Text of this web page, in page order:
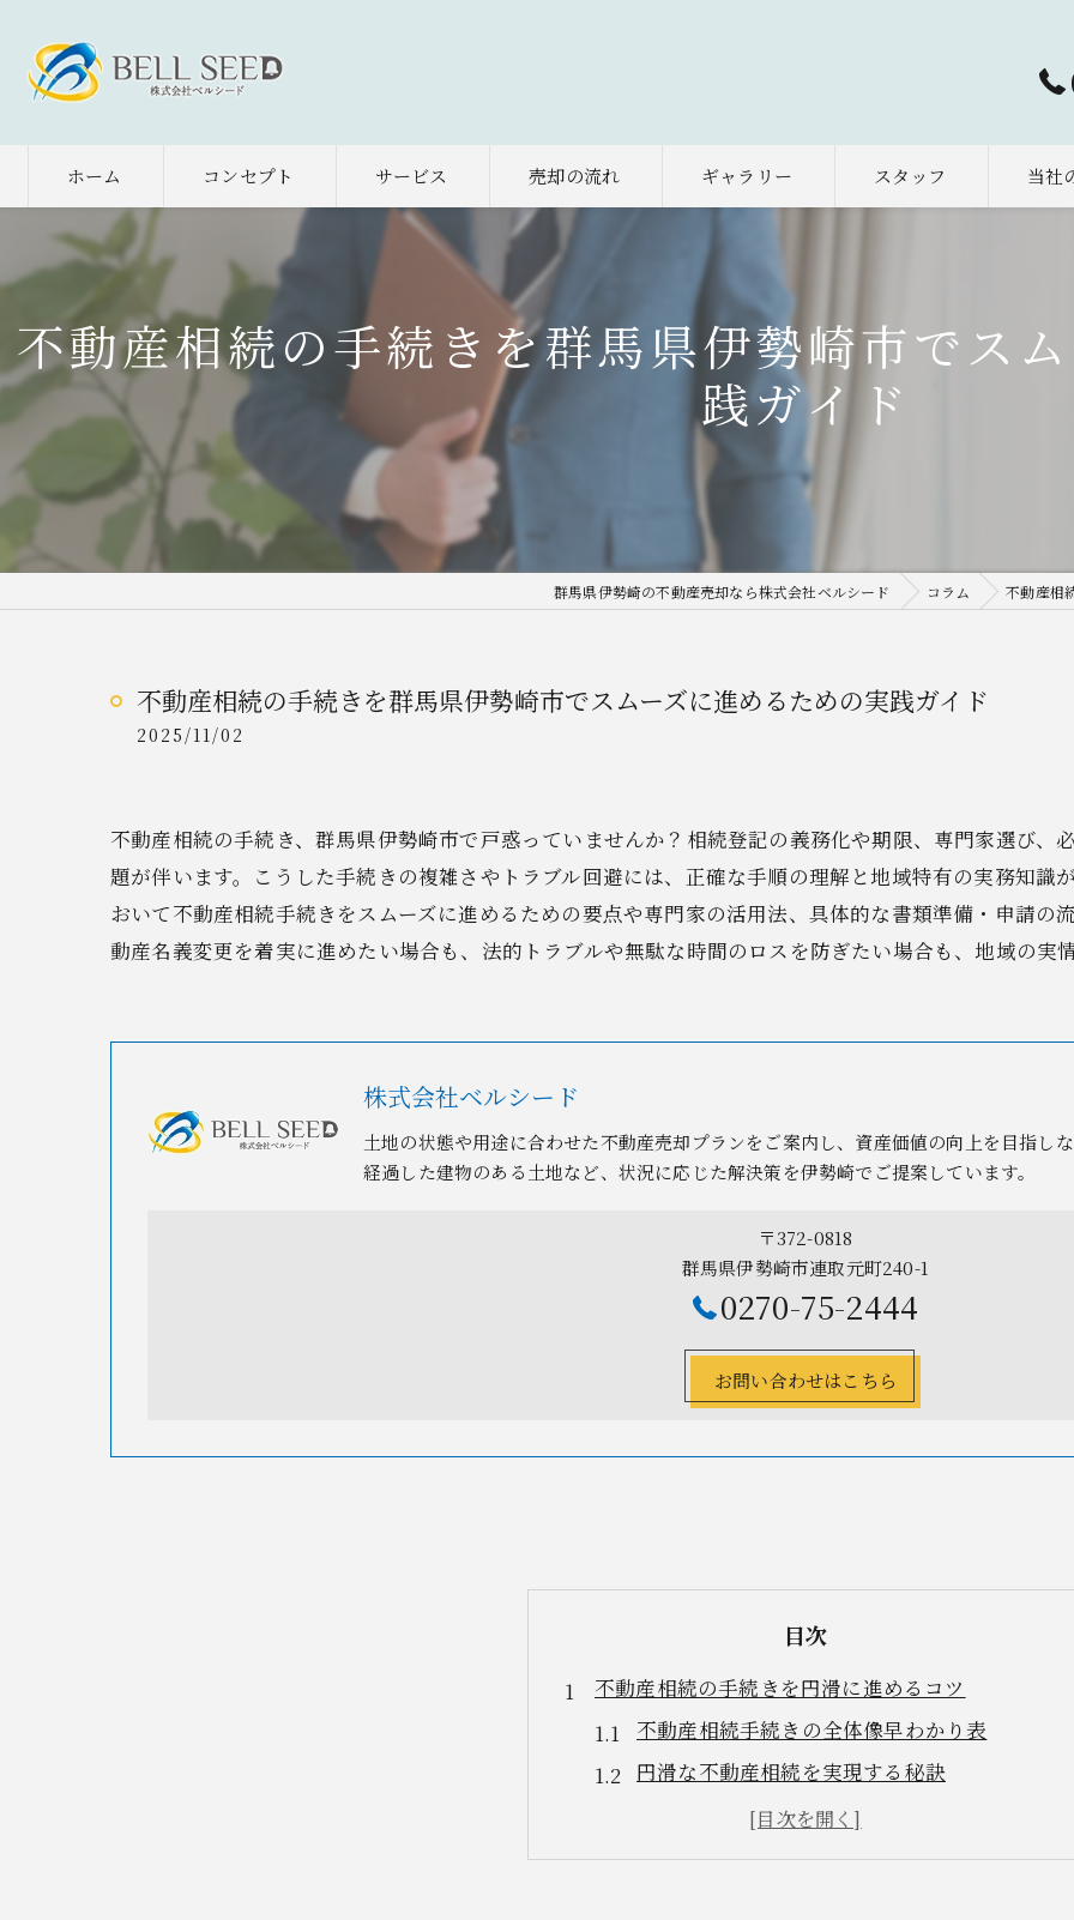
ホーム コンセプト サービス 売却の流れ ギャラリー スタッフ 当社
相続
不動産相続の手続きを群馬県伊勢崎市でス
践ガイド
群馬県伊勢崎の不動産売却なら株式会社ベルシード コラム 不動産相
不動産相続の手続きを群馬県伊勢崎市でスムーズに進めるための実践ガイド
2025/11/02
不動産相続の手続き、群馬県伊勢崎市で戸惑っていませんか？相続登記の義務化や期限、専門家選び、
題が伴います。こうした手続きの複雑さやトラブル回避には、正確な手順の理解と地域特有の実務知識
おいて不動産相続手続きをスムーズに進めるための要点や専門家の活用法、具体的な書類準備・申請の
動産名義変更を着実に進めたい場合も、法的トラブルや無駄な時間のロスを防ぎたい場合も、地域の実
株式会社ベルシード
土地の状態や用途に合わせた不動産売却プランをご案内し、資産価値の向上を目指し
経過した建物のある土地など、状況に応じた解決策を伊勢崎でご提案しています。
〒372-0818
群馬県伊勢崎市連取元町240-1
0270-75-2444
お問い合わせはこちら
目次
不動産相続の手続きを円滑に進めるコツ
不動産相続手続きの全体像早わかり表
円滑な不動産相続を実現する秘訣
手続きに迷ったときの無料相談活用法
不動産相続で起こりやすい失敗例と対策